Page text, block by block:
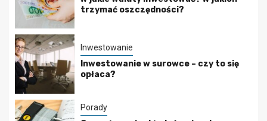
trzymać oszczędności?
Inwestowanie
Inwestowanie w surowce – czy to się
opłaca?
Porady